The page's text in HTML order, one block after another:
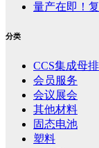
量产在即！
分类
CCS集成母排
会员服务
会议展会
其他材料
固态电池
塑料